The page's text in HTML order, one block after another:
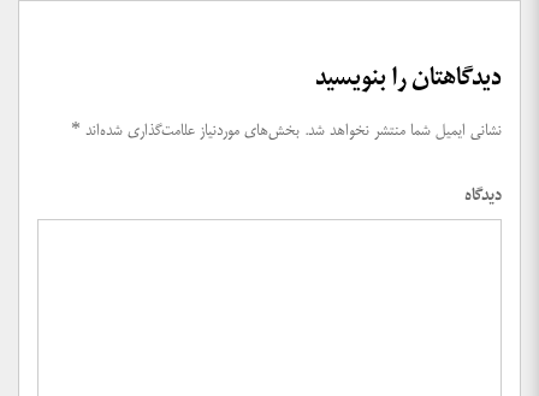
دیدگاهتان را بنویسید
نشانی ایمیل شما منتشر نخواهد شد. بخش‌های موردنیاز علامت‌گذاری شده‌اند *
دیدگاه